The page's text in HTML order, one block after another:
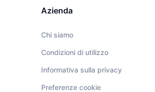
Azienda
Chi siamo
Condizioni di utilizzo
Informativa sulla privacy
Preferenze cookie